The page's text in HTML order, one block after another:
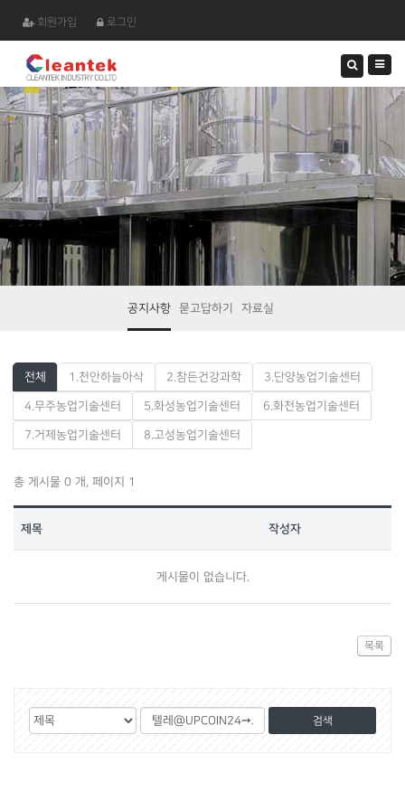
회원가입 로그인
검
색
하
기
공지사항 묻고답하기 자료실
전체 1.천안하늘아삭 2.참든건강과학 3.단양농업기술센터
4.무주농업기술센터 5.화성농업기술센터 6.화천농업기술센터
7.거제농업기술센터 8.고성농업기술센터
총 게시물 0 개, 페이지 1
제목 작성자
게시물이 없습니다.
목록
게
시
검
색
색